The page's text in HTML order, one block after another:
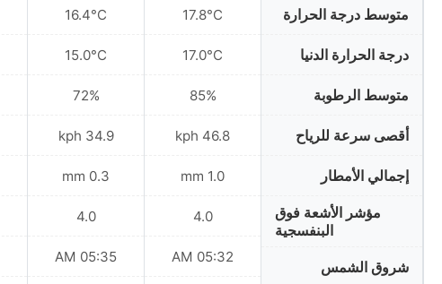
متوسط درجة الحرارة
درجة الحرارة الدنيا
متوسط الرطوبة
أقصى سرعة للرياح
إجمالي الأمطار
مؤشر الأشعة فوق
البنفسجية
شروق الشمس
17.8°C
17.0°C
85%
46.8 kph
1.0 mm
4.0
05:32 AM
16.4°C
15.0°C
72%
34.9 kph
0.3 mm
4.0
05:35 AM